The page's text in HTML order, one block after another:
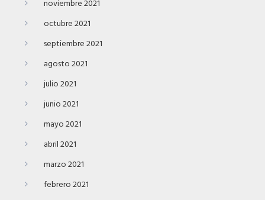
noviembre 2021
octubre 2021
septiembre 2021
agosto 2021
julio 2021
junio 2021
mayo 2021
abril 2021
marzo 2021
febrero 2021